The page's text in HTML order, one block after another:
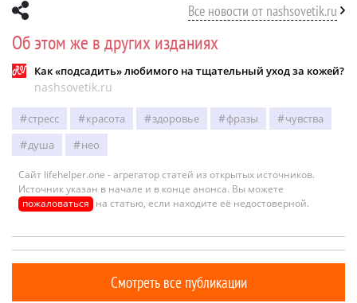
Все новости от nashsovetik.ru
Об этом же в других изданиях
Как «подсадить» любимого на тщательный уход за кожей?
nashsovetik.ru
стресс красота здоровье фразы
чувства
душа
нео
Сайт lifehelper.one - агрегатор статей из открытых источников.
Источник указан в начале и в конце анонса. Вы можете
пожаловаться на статью, если находите её недостоверной.
Смотреть все публикации